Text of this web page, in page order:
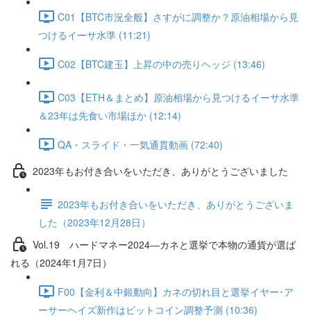
C01【BTC市況全般】さすがに調整か？原油相場から見
つけるイーサ水準 (11:21)
C02【BTC建玉】上昇の中の売りヘッジ (13:46)
C03【ETH＆まとめ】原油相場から見つけるイーサ水準
＆23年は先食い市場ほか (12:14)
QA・スライド・一気通貫動画 (72:40)
2023年もお付き合いをいただき、ありがとうございました
2023年もお付き合いをいただき、ありがとうございま
した（2023年12月28日）
Vol.19 ハードマネー2024―カネと選挙で本物の通貨が選ば
れる（2024年1月7日）
F00【金利＆中銀動向】カネの切れ目と選挙イヤー･ア
ーサーヘイズ新作はビットコイン調整予測 (10:36)